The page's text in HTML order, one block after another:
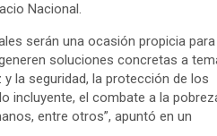
Nacional.
serán una ocasión propicia para
soluciones concretas a
la seguridad, la protección de los
incluyente, el combate a la
entre otros”, apuntó en un